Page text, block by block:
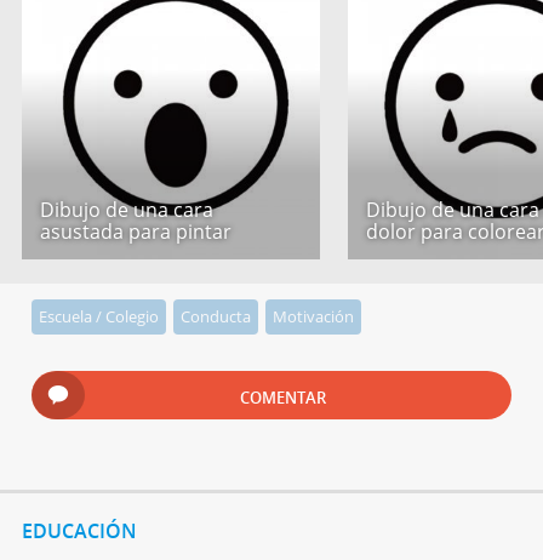
Dibujo de una cara
asustada para pintar
Dibujo de una
dolor para
Escuela / Colegio Conducta Motivación
COMENTAR
EDUCACIÓN